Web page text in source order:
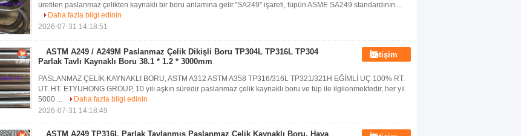
üretilen paslanmaz çelikten kaynaklı bir boru anlamına gelir."SA249" işareti, tüpün ASME SA249 standardının ...
Daha fazla bilgi edinin
2026-07-31 14:18:51
ASTM A249 / A249M Paslanmaz Çelik Dikişli Boru TP304L TP316L TP304
Parlak Tavlı Kaynaklı Boru 38.1 * 1.2 * 3000mm
İletişim
PASLANMAZ ÇELİK KAYNAKLI BORU, ASTM A312 ASTM A358 TP316/316L TP321/321H EĞİMLİ UÇ 100% RT.
UT. HT. ETYUHONG GROUP, 10 yılı aşkın süredir paslanmaz çelik kaynaklı boru ve tüp ile ilgilenmektedir, her yıl
5000 ...
Daha fazla bilgi edinin
2026-07-31 14:18:49
ASTM A249 TP316L Parlak Tavlanmış Paslanmaz Çelik Kaynaklı Boru, Hava